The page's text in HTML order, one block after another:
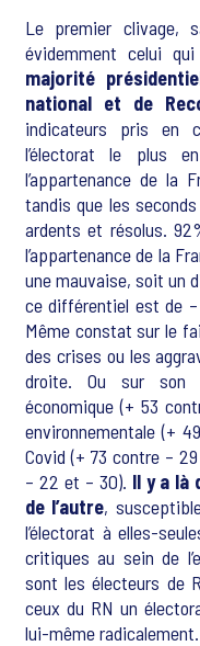
Le premier clivage,
évidemment celui qui
majorité
national et de
indicateurs pris en
l’électorat le plus
l’appartenance de la
tandis que les
ardents et résolus.
l’appartenance de la
une mauvaise, soit un
ce différentiel est de
Même constat sur le
des crises ou les
droite. Ou sur son
économique (+ 53
environnementale (+
Covid (+ 73 contre –
– 22 et – 30). Il y a là
de l’autre,
l’électorat à elles-
critiques au sein de
sont les électeurs de
ceux du RN un
lui-même radicalement.